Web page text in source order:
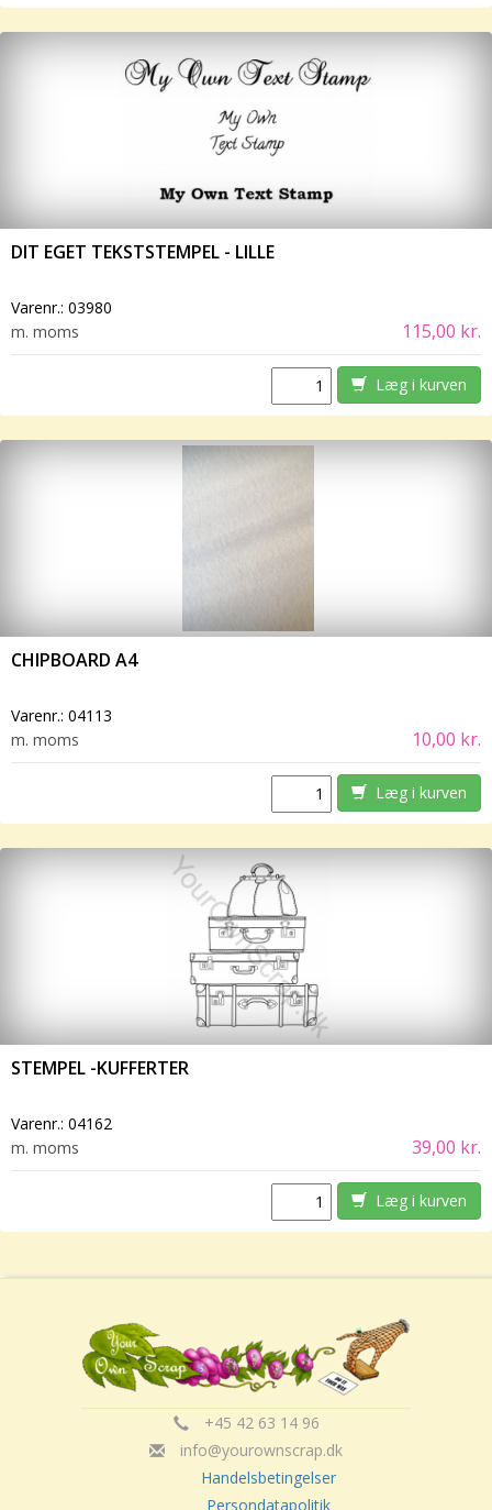
DIT EGET TEKSTSTEMPEL - LILLE
Varenr.: 03980
m. moms
115,00 kr.
Læg i kurven
CHIPBOARD A4
Varenr.: 04113
m. moms
10,00 kr.
Læg i kurven
STEMPEL -KUFFERTER
Varenr.: 04162
m. moms
39,00 kr.
Læg i kurven
+45 42 63 14 96
info@yourownscrap.dk
Handelsbetingelser
Persondatapolitik